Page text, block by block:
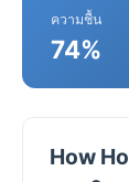
ความชื้น
74%
How